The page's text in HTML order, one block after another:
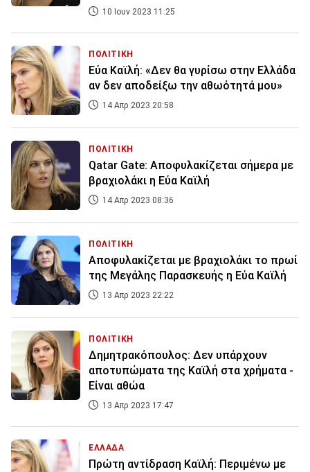
10 Ιουν 2023 11:25
ΠΟΛΙΤΙΚΗ
Εύα Καϊλή: «Δεν θα γυρίσω στην Ελλάδα
αν δεν αποδείξω την αθωότητά μου»
14 Απρ 2023 20:58
ΠΟΛΙΤΙΚΗ
Qatar Gate: Αποφυλακίζεται σήμερα με
βραχιολάκι η Εύα Καϊλή
14 Απρ 2023 08:36
ΠΟΛΙΤΙΚΗ
Αποφυλακίζεται με βραχιολάκι το πρωί
της Μεγάλης Παρασκευής η Εύα Καϊλή
13 Απρ 2023 22:22
ΠΟΛΙΤΙΚΗ
Δημητρακόπουλος: Δεν υπάρχουν
αποτυπώματα της Καϊλή στα χρήματα -
Είναι αθώα
13 Απρ 2023 17:47
ΕΛΛΑΔΑ
Πρώτη αντίδραση Καϊλή: Περιμένω με